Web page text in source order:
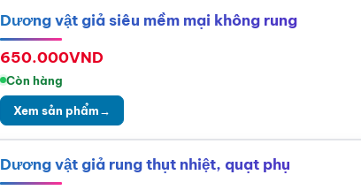
Dương vật giả siêu mềm mại không rung
650.000VND
Còn hàng
Xem sản phẩm→
Dương vật giả rung thụt nhiệt, quạt phụ